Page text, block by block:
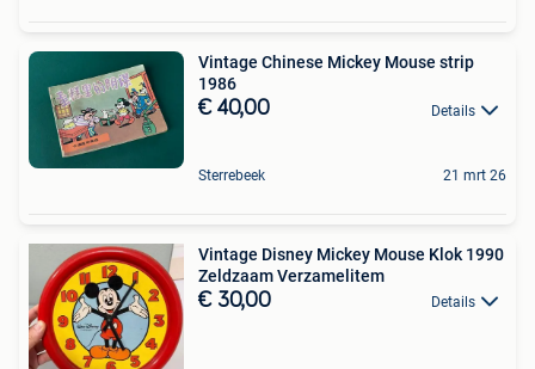
Vintage Chinese Mickey Mouse strip
1986
€ 40,00 Details
Sterrebeek 21 mrt 26
Vintage Disney Mickey Mouse Klok 1990
Zeldzaam Verzamelitem
€ 30,00 Details